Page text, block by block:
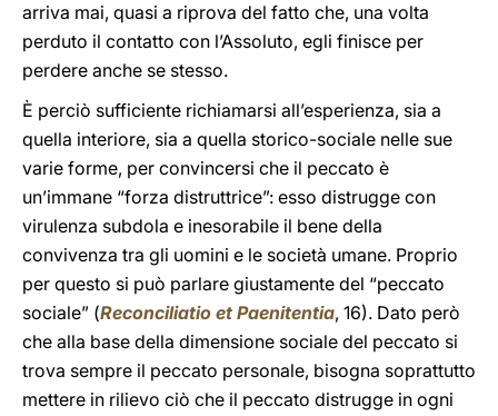
arriva mai, quasi a riprova del fatto che, una volta
perduto il contatto con l’Assoluto, egli finisce per
perdere anche se stesso.
È perciò sufficiente richiamarsi all’esperienza, sia a
quella interiore, sia a quella storico-sociale nelle sue
varie forme, per convincersi che il peccato è
un’immane “forza distruttrice”: esso distrugge con
virulenza subdola e inesorabile il bene della
convivenza tra gli uomini e le società umane. Proprio
per questo si può parlare giustamente del “peccato
sociale” (Reconciliatio et Paenitentia, 16). Dato però
che alla base della dimensione sociale del peccato si
trova sempre il peccato personale, bisogna soprattutto
mettere in rilievo ciò che il peccato distrugge in ogni